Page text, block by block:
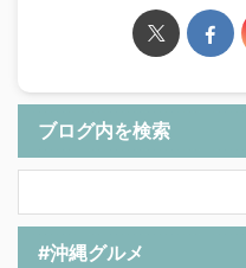
ブログ内を検索
#沖縄グルメ